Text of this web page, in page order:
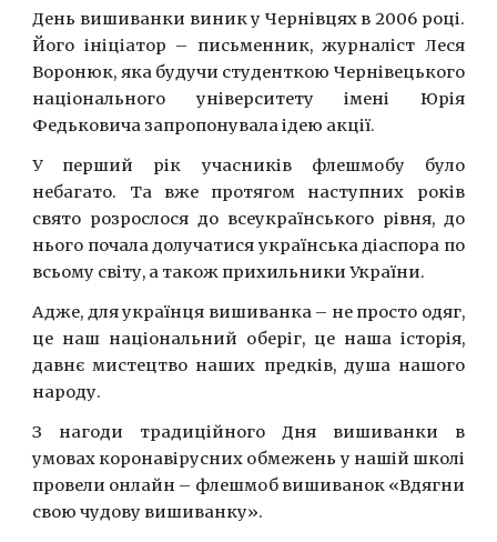
День вишиванки виник у Чернівцях в 2006 році.
Його ініціатор – письменник, журналіст Леся
Воронюк, яка будучи студенткою Чернівецького
національного університету імені Юрія
Федьковича запропонувала ідею акції.
У перший рік учасників флешмобу було
небагато. Та вже протягом наступних років
свято розрослося до всеукраїнського рівня, до
нього почала долучатися українська діаспора по
всьому світу, а також прихильники України.
Адже, для українця вишиванка – не просто одяг,
це наш національний оберіг, це наша історія,
давнє мистецтво наших предків, душа нашого
народу.
З нагоди традиційного Дня вишиванки в
умовах коронавірусних обмежень у нашій школі
провели онлайн – флешмоб вишиванок «Вдягни
свою чудову вишиванку».